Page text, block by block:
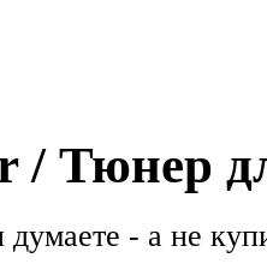
/ Тюнер
- а не